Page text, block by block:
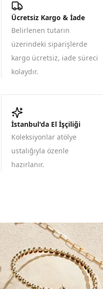
Ücretsiz Kargo & İade
Belirlenen tutarın
üzerindeki siparişlerde
kargo ücretsiz, iade süreci
kolaydır.
İstanbul'da El İşçiliği
Koleksiyonlar atölye
ustalığıyla özenle
hazırlanır.